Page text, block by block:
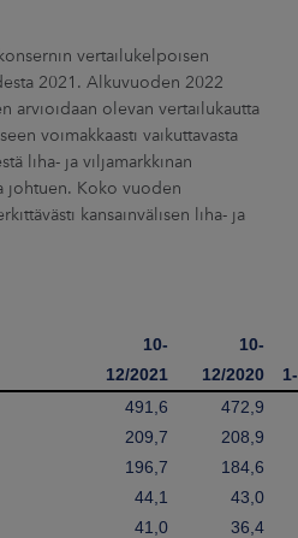
vertailukelpoisen
2021. Alkuvuoden 2022
arvioidaan olevan vertailukautta
voimakkaasti vaikuttavasta
liha- ja viljamarkkinan
johtuen. Koko vuoden
kansainvälisen liha- ja
10-
12/2021
10-
12/2020
491,6
472,9
209,7
208,9
196,7
184,6
44,1
43,0
41,0 36,4